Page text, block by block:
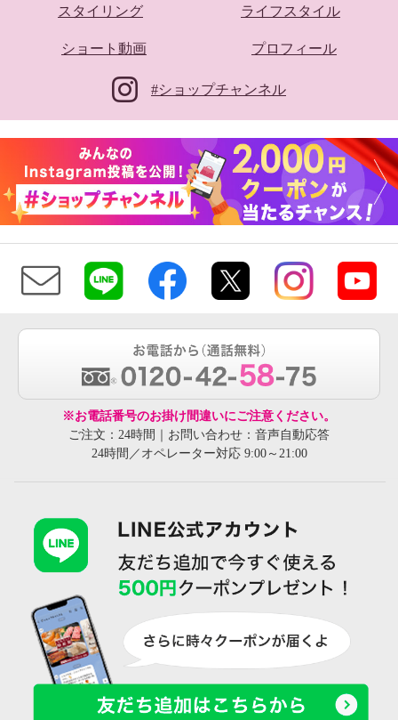
アットランティーヴァ アリア ラ
スタイリング ライフスタイル
ショート動画 プロフィール
#ショップチャンネル
※お電話番号のお掛け間違いにご注意ください。
ご注文：24時間｜お問い合わせ：音声自動応答
24時間／オペレーター対応 9:00～21:00